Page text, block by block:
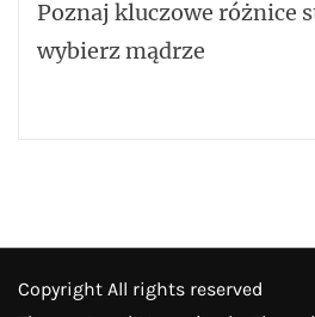
Poznaj kluczowe różnice
wybierz mądrze
Copyright All rights reserved